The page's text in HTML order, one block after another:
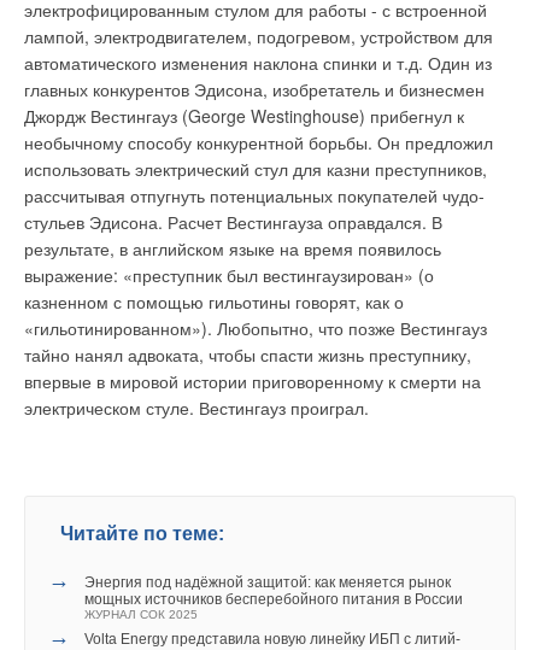
электрофицированным стулом для работы - с встроенной
лампой, электродвигателем, подогревом, устройством для
автоматического изменения наклона спинки и т.д. Один из
главных конкурентов Эдисона, изобретатель и бизнесмен
Джордж Вестингауз (George Westinghouse) прибегнул к
необычному способу конкурентной борьбы. Он предложил
использовать электрический стул для казни преступников,
рассчитывая отпугнуть потенциальных покупателей чудо-
стульев Эдисона. Расчет Вестингауза оправдался. В
результате, в английском языке на время появилось
выражение: «преступник был вестингаузирован» (о
казненном с помощью гильотины говорят, как о
«гильотинированном»). Любопытно, что позже Вестингауз
тайно нанял адвоката, чтобы спасти жизнь преступнику,
впервые в мировой истории приговоренному к смерти на
электрическом стуле. Вестингауз проиграл.
Читайте по теме:
→
Энергия под надёжной защитой: как меняется рынок
мощных источников бесперебойного питания в России
ЖУРНАЛ СОК 2025
→
Volta Energy представила новую линейку ИБП с литий-
приводит к образованию вязкой пленки, которая мешает веку
очищать линзу при моргании. Эта же пленка способствует
ускоренному скоплению белков и бактерий, что приводит к
инфицированию глаз. Исследования глазных инфекций,
возникающих при ношении контактных линз, показывают
существенный рост числа этих заболеваний в зимний
период.
Раздражение носовых пазух.
Потеря эластичности кожи.
Возникновение экзем, выражающихся в ороговении
верхнего слоя кожи, которая становится склонной к
воспалению.
Растрескивание слизистых оболочек губ.
Учащенные приступы астмы.
Повышенная инфекционная и респираторная
заболеваемость, обусловленные снижением очищающей
Носовые кровотечения.
Симптомы недостаточного потребления кислорода
(плохая концентрация внимания, быстрая утомляемость).
сезона 2001- 2002 гг. показала:
В нашей климатической зоне для данной котельной,
работающей на отопление и ГВС, при указанной
мощности запаса топлива в емкостях хватало на две-три
недели.
Даже в самые холодные периоды (-25°C) для работы
котельной хватало естественного испарения пропан-
бутана и не требовалось включение испарителей.
Не было случаев перебоев с поставкой пропан-бутана.
Ни разу за отопительный сезон для потребителя не
изменилась цена на пропан-бутан.
Диспетчерский персонал заказчика справился с задачей
эксплуатации котельной в полностью
автоматизированном режиме.
Истекший отопительный период подтвердил правильность
принятого решения об использовании пропан-бутана в
Опыт других регионов
Уровень природного газа в общем потреблении топливно-
энергетических ресурсов составляет более 95%. Доля же
потребления пропан-бутана, если не принимать во